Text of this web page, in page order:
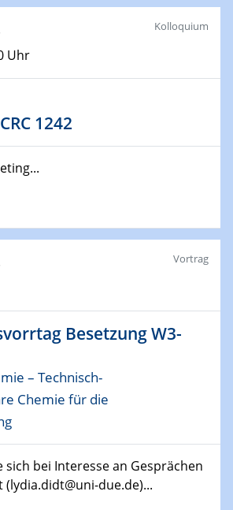
für Wirtschaft und Wissenschaft
„Verbundprojekte in
as a Major Enabling
Decarbonization
Wasserstoff.
Duisburg
Uhr
Kolloquium
1242
Vortrag
Besetzung W3-
– Technisch-
Chemie für die
sich bei Interesse an Gesprächen
(lydia.didt@uni-due.de)...